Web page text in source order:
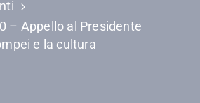
– Appello al Presidente
e la cultura